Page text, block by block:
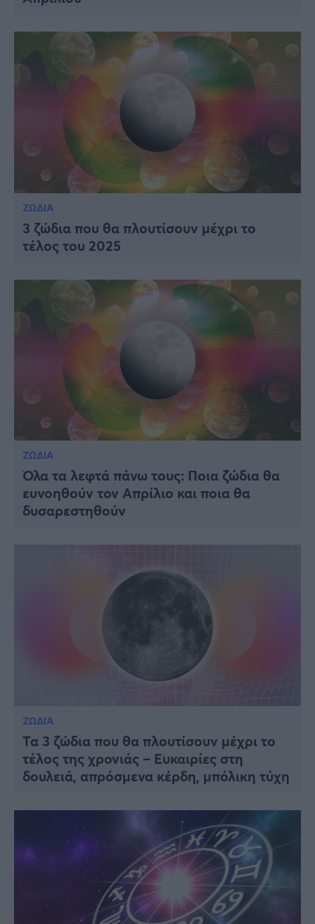
ΖΩΔΙΑ
3 ζώδια που θα πλουτίσουν μέχρι το
τέλος του 2025
ΖΩΔΙΑ
Όλα τα λεφτά πάνω τους: Ποια ζώδια θα
ευνοηθούν τον Απρίλιο και ποια θα
δυσαρεστηθούν
ΖΩΔΙΑ
Τα 3 ζώδια που θα πλουτίσουν μέχρι το
τέλος της χρονιάς – Ευκαιρίες στη
δουλειά, απρόσμενα κέρδη, μπόλικη τύχη